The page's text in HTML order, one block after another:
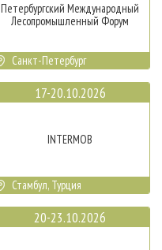
Петербургский Международный
Лесопромышленный Форум
Санкт-Петербург
17-20.10.2026
INTERMOB
Стамбул, Турция
20-23.10.2026